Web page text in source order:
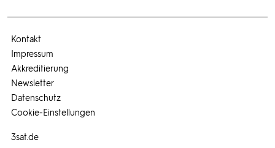
3sat.de
Kontakt
Impressum
Akkreditierung
Newsletter
Datenschutz
Cookie-Einstellungen